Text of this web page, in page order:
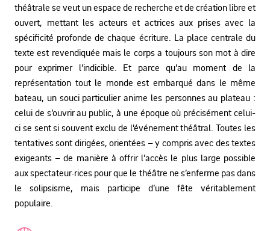
théâtrale se veut un espace de recherche et de création libre et
ouvert, mettant les acteurs et actrices aux prises avec la
spécificité profonde de chaque écriture. La place centrale du
texte est revendiquée mais le corps a toujours son mot à dire
pour exprimer l’indicible. Et parce qu’au moment de la
représentation tout le monde est embarqué dans le même
bateau, un souci particulier anime les personnes au plateau :
celui de s’ouvrir au public, à une époque où précisément celui-
ci se sent si souvent exclu de l’événement théâtral. Toutes les
tentatives sont dirigées, orientées – y compris avec des textes
exigeants – de manière à offrir l’accès le plus large possible
aux spectateur·rices pour que le théâtre ne s’enferme pas dans
le solipsisme, mais participe d’une fête véritablement
populaire.